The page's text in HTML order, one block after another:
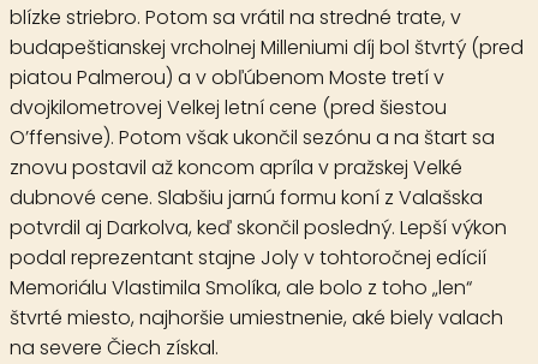
blízke striebro. Potom sa vrátil na stredné trate, v
budapeštianskej vrcholnej Milleniumi díj bol štvrtý (pred
piatou Palmerou) a v obľúbenom Moste tretí v
dvojkilometrovej Velkej letní cene (pred šiestou
O’ffensive). Potom však ukončil sezónu a na štart sa
znovu postavil až koncom apríla v pražskej Velké
dubnové cene. Slabšiu jarnú formu koní z Valašska
potvrdil aj Darkolva, keď skončil posledný. Lepší výkon
podal reprezentant stajne Joly v tohtoročnej edícií
Memoriálu Vlastimila Smolíka, ale bolo z toho „len“
štvrté miesto, najhoršie umiestnenie, aké biely valach
na severe Čiech získal.